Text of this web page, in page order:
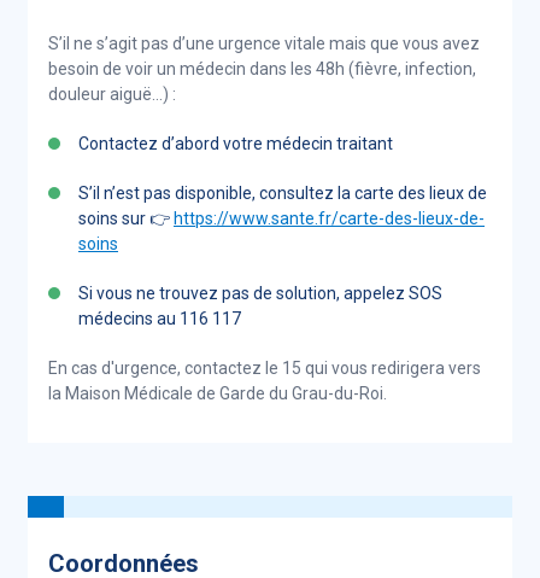
S’il ne s’agit pas d’une urgence vitale mais que vous avez
besoin de voir un médecin dans les 48h (fièvre, infection,
douleur aiguë…) :
Contactez d’abord votre médecin traitant
S’il n’est pas disponible, consultez la carte des lieux de
soins sur 👉 https://www.sante.fr/carte-des-lieux-de-
soins
Si vous ne trouvez pas de solution, appelez SOS
médecins au 116 117
En cas d'urgence, contactez le 15 qui vous redirigera vers
la Maison Médicale de Garde du Grau-du-Roi.
Coordonnées